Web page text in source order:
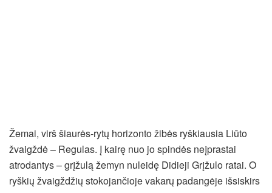
Žemai, virš šiaurės-rytų horizonto žibės ryškiausia Liūto
žvaigždė – Regulas. Į kairę nuo jo spindės neįprastai
atrodantys – grįžulą žemyn nuleidę Didieji Grįžulo ratai. O
ryškių žvaigždžių stokojančioje vakarų padangėje išsiskirs